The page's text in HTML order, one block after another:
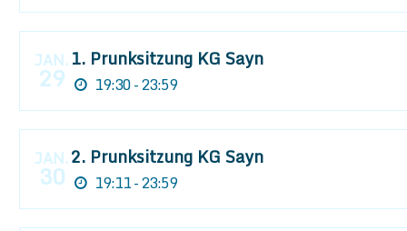
JAN.
29
1. Prunksitzung KG Sayn
19:30 - 23:59
JAN.
30
2. Prunksitzung KG Sayn
19:11 - 23:59